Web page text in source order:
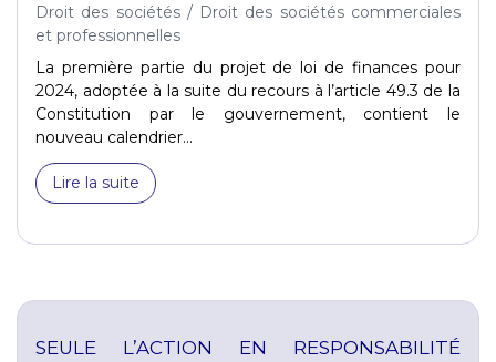
Droit des sociétés/ Droit des sociétés commerciales
et professionnelles
La première partie du projet de loi de finances pour
2024, adoptée à la suite du recours à l’article 49.3 de la
Constitution par le gouvernement, contient le
nouveau calendrier...
Lire la suite
SEULE L’ACTION EN RESPONSABILITÉ